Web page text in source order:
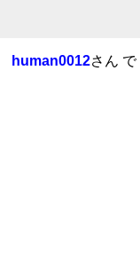
human0012さん で